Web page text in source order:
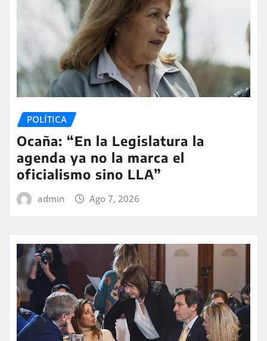
POLÍTICA
Ocaña: “En la Legislatura la
agenda ya no la marca el
oficialismo sino LLA”
admin Ago 7, 2026